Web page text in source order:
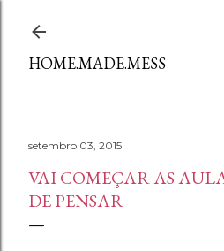
HOME.MADE.MESS
setembro 03, 2015
VAI COMEÇAR AS
DE PENSAR